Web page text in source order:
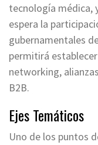
tecnología médica,
espera la
gubernamentales
permitirá
networking,
B2B.
Ejes Temáticos
Uno de los puntos